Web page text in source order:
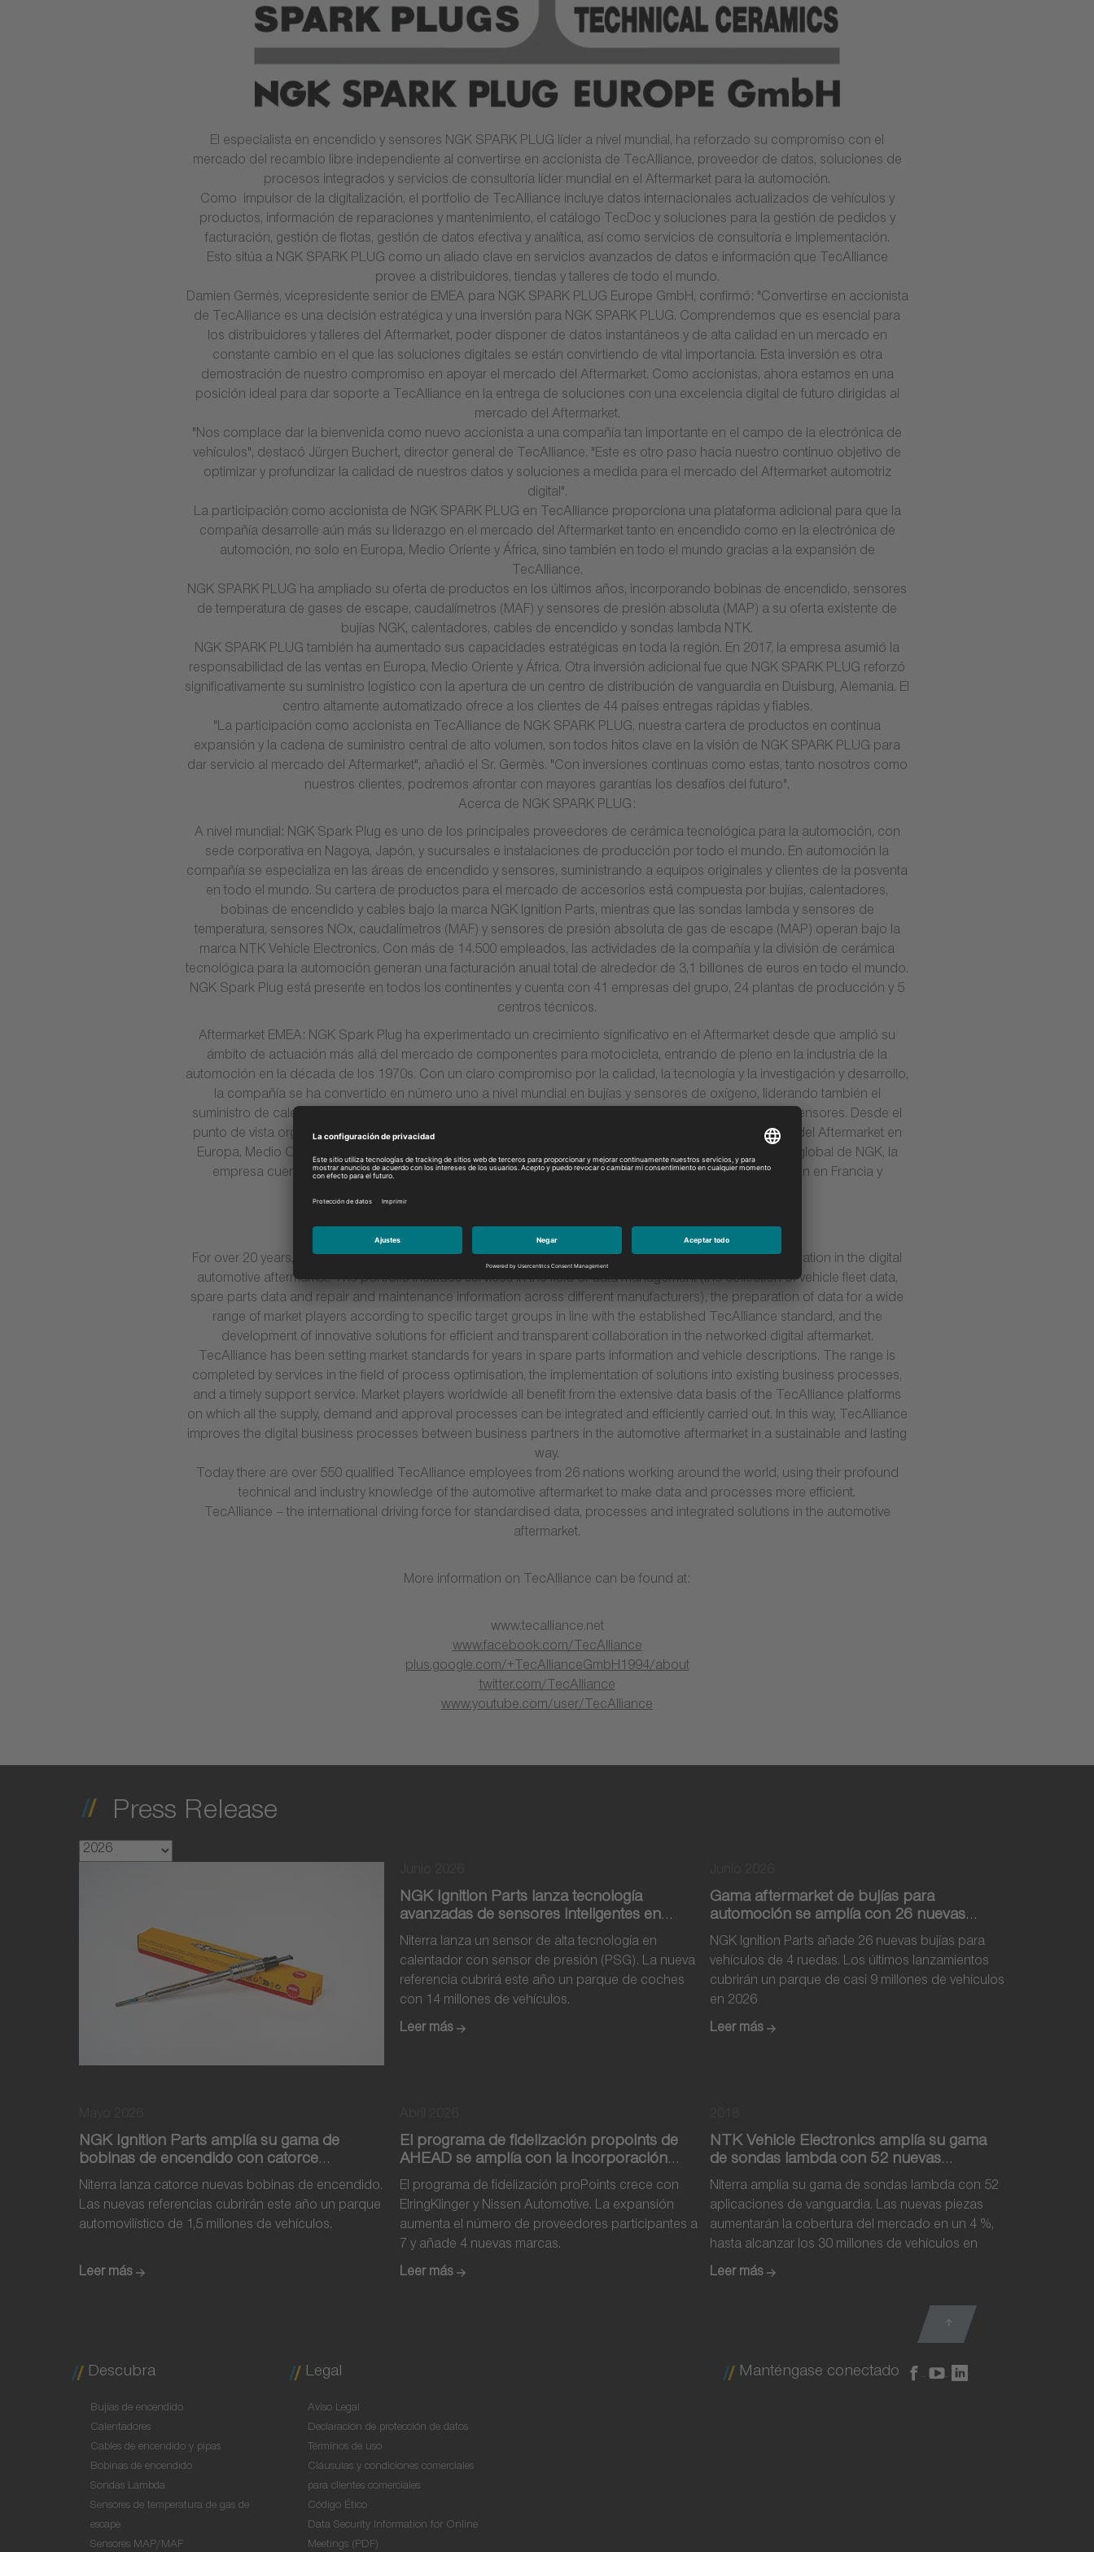
El especialista en encendido y sensores NGK SPARK PLUG líder a nivel mundial, ha reforzado su compromiso con el
mercado del recambio libre independiente al convertirse en accionista de TecAlliance, proveedor de datos, soluciones de
procesos integrados y servicios de consultoría líder mundial en el Aftermarket para la automoción.
Como impulsor de la digitalización, el portfolio de TecAlliance incluye datos internacionales actualizados de vehículos y
productos, información de reparaciones y mantenimiento, el catálogo TecDoc y soluciones para la gestión de pedidos y
facturación, gestión de flotas, gestión de datos efectiva y analítica, así como servicios de consultoría e implementación.
Esto sitúa a NGK SPARK PLUG como un aliado clave en servicios avanzados de datos e información que TecAlliance
provee a distribuidores, tiendas y talleres de todo el mundo.
Damien Germès, vicepresidente senior de EMEA para NGK SPARK PLUG Europe GmbH, confirmó: "Convertirse en accionista
de TecAlliance es una decisión estratégica y una inversión para NGK SPARK PLUG. Comprendemos que es esencial para
los distribuidores y talleres del Aftermarket, poder disponer de datos instantáneos y de alta calidad en un mercado en
constante cambio en el que las soluciones digitales se están convirtiendo de vital importancia. Esta inversión es otra
demostración de nuestro compromiso en apoyar el mercado del Aftermarket. Como accionistas, ahora estamos en una
posición ideal para dar soporte a TecAlliance en la entrega de soluciones con una excelencia digital de futuro dirigidas al
mercado del Aftermarket.
"Nos complace dar la bienvenida como nuevo accionista a una compañía tan importante en el campo de la electrónica de
vehículos", destacó Jürgen Buchert, director general de TecAlliance. "Este es otro paso hacia nuestro continuo objetivo de
optimizar y profundizar la calidad de nuestros datos y soluciones a medida para el mercado del Aftermarket automotriz
digital".
La participación como accionista de NGK SPARK PLUG en TecAlliance proporciona una plataforma adicional para que la
compañía desarrolle aún más su liderazgo en el mercado del Aftermarket tanto en encendido como en la electrónica de
automoción, no solo en Europa, Medio Oriente y África, sino también en todo el mundo gracias a la expansión de
TecAlliance.
NGK SPARK PLUG ha ampliado su oferta de productos en los últimos años, incorporando bobinas de encendido, sensores
de temperatura de gases de escape, caudalímetros (MAF) y sensores de presión absoluta (MAP) a su oferta existente de
bujías NGK, calentadores, cables de encendido y sondas lambda NTK.
NGK SPARK PLUG también ha aumentado sus capacidades estratégicas en toda la región. En 2017, la empresa asumió la
responsabilidad de las ventas en Europa, Medio Oriente y África. Otra inversión adicional fue que NGK SPARK PLUG reforzó
significativamente su suministro logístico con la apertura de un centro de distribución de vanguardia en Duisburg, Alemania. El
centro altamente automatizado ofrece a los clientes de 44 países entregas rápidas y fiables.
"La participación como accionista en TecAlliance de NGK SPARK PLUG, nuestra cartera de productos en continua
expansión y la cadena de suministro central de alto volumen, son todos hitos clave en la visión de NGK SPARK PLUG para
dar servicio al mercado del Aftermarket", añadió el Sr. Germès. "Con inversiones continuas como estas, tanto nosotros como
nuestros clientes, podremos afrontar con mayores garantías los desafíos del futuro".
Acerca de NGK SPARK PLUG:
A nivel mundial: NGK Spark Plug es uno de los principales proveedores de cerámica tecnológica para la automoción, con
sede corporativa en Nagoya, Japón, y sucursales e instalaciones de producción por todo el mundo. En automoción la
compañía se especializa en las áreas de encendido y sensores, suministrando a equipos originales y clientes de la posventa
en todo el mundo. Su cartera de productos para el mercado de accesorios está compuesta por bujías, calentadores,
bobinas de encendido y cables bajo la marca NGK Ignition Parts, mientras que las sondas lambda y sensores de
temperatura, sensores NOx, caudalímetros (MAF) y sensores de presión absoluta de gas de escape (MAP) operan bajo la
marca NTK Vehicle Electronics. Con más de 14.500 empleados, las actividades de la compañía y la división de cerámica
tecnológica para la automoción generan una facturación anual total de alrededor de 3,1 billones de euros en todo el mundo.
NGK Spark Plug está presente en todos los continentes y cuenta con 41 empresas del grupo, 24 plantas de producción y 5
centros técnicos.
Aftermarket EMEA: NGK Spark Plug ha experimentado un crecimiento significativo en el Aftermarket desde que amplió su
ámbito de actuación más allá del mercado de componentes para motocicleta, entrando de pleno en la industria de la
automoción en la década de los 1970s. Con un claro compromiso por la calidad, la tecnología y la investigación y desarrollo,
la compañía se ha convertido en número uno a nivel mundial en bujías y sensores de oxígeno, liderando también el
suministro de calentadores, bobinas de encendido y cables, además de ofrecer la última tecnología en sensores. Desde el
punto de vista organizativo, la sede regional de NGK Spark Plug en Ratingen, Alemania, sirve al mercado del Aftermarket en
Europa, Medio Oriente y África. En la región EMEA, que actualmente representa el 32% de la facturación global de NGK, la
empresa cuenta con diez sucursales y más de 800 empleados, además de dos plantas de producción en Francia y
About TecAlliance
For over 20 years, TecAlliance has been one of the world’s leading data specialists for networked collaboration in the digital
automotive aftermarket. The portfolio includes services in the field of data management (the collection of vehicle fleet data,
spare parts data and repair and maintenance information across different manufacturers), the preparation of data for a wide
range of market players according to specific target groups in line with the established TecAlliance standard, and the
development of innovative solutions for efficient and transparent collaboration in the networked digital aftermarket.
TecAlliance has been setting market standards for years in spare parts information and vehicle descriptions. The range is
completed by services in the field of process optimisation, the implementation of solutions into existing business processes,
and a timely support service. Market players worldwide all benefit from the extensive data basis of the TecAlliance platforms
on which all the supply, demand and approval processes can be integrated and efficiently carried out. In this way, TecAlliance
improves the digital business processes between business partners in the automotive aftermarket in a sustainable and lasting
way.
Today there are over 550 qualified TecAlliance employees from 26 nations working around the world, using their profound
technical and industry knowledge of the automotive aftermarket to make data and processes more efficient.
TecAlliance – the international driving force for standardised data, processes and integrated solutions in the automotive
aftermarket.
More information on TecAlliance can be found at:
www.tecalliance.net
www.facebook.com/TecAlliance
plus.google.com/+TecAllianceGmbH1994/about
twitter.com/TecAlliance
www.youtube.com/user/TecAlliance
Press Release
NGK Ignition Parts lanza tecnología
avanzadas de sensores inteligentes en
calentadores
Niterra lanza un sensor de alta tecnología en
calentador con sensor de presión (PSG). La nueva
referencia cubrirá este año un parque de coches
con 14 millones de vehículos.
Leer más
Gama aftermarket de bujías para
automoción se amplía con 26 nuevas
referencias
NGK Ignition Parts añade 26 nuevas bujías para
vehículos de 4 ruedas. Los últimos lanzamientos
cubrirán un parque de casi 9 millones de vehículos
en 2026
Leer más
NGK Ignition Parts amplía su gama de
bobinas de encendido con catorce
nuevas referencias
Niterra lanza catorce nuevas bobinas de encendido.
Las nuevas referencias cubrirán este año un parque
automovilístico de 1,5 millones de vehículos.
Leer más
El programa de fidelización propoints de
AHEAD se amplía con la incorporación
de los productos de ElringKlinger y
Nissens Automotive
El programa de fidelización proPoints crece con
ElringKlinger y Nissen Automotive. La expansión
aumenta el número de proveedores participantes a
7 y añade 4 nuevas marcas.
Leer más
NTK Vehicle Electronics amplía su gama
de sondas lambda con 52 nuevas
referencias
Niterra amplía su gama de sondas lambda con 52
aplicaciones de vanguardia. Las nuevas piezas
aumentarán la cobertura del mercado en un 4 %,
hasta alcanzar los 30 millones de vehículos en
Europa.
Leer más
Descubra
Bujías de encendido
Calentadores
Cables de encendido y pipas
Bobinas de encendido
Sondas Lambda
Sensores de temperatura de gas de
escape
Sensores MAP/MAF
Legal
Aviso Legal
Declaración de protección de datos
Términos de uso
Cláusulas y condiciones comerciales
para clientes comerciales
Código Ético
Data Security Information for Online
Meetings (PDF)
Manténgase conectado